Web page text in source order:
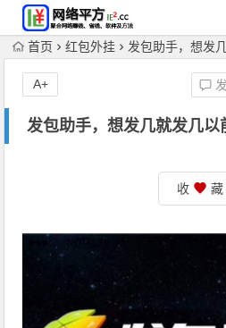
首页 红包外挂 发包助手，想发
发包助手，想发几就发几以
A+
收 藏